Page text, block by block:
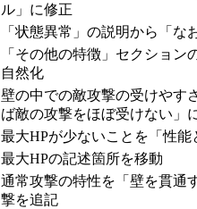
ル」に修正
「状態異常」の説明から「
「その他の特徴」セクショ
自然化
壁の中での敵攻撃の受けやす
ば敵の攻撃をほぼ受けない」
最大HPが少ないことを「性
最大HPの記述箇所を移動
通常攻撃の特性を「壁を貫通
撃を追記